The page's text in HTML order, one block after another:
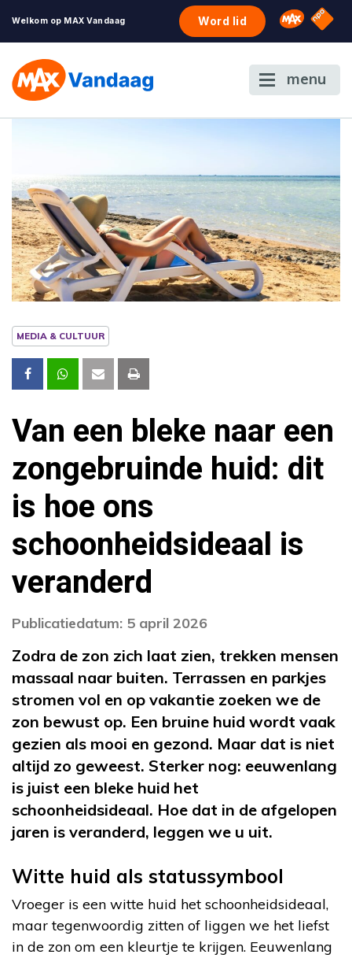
Welkom op MAX Vandaag Word lid Omroep
NPO
menu
MEDIA & CULTUUR
Van een bleke naar een
zongebruinde huid: dit
is hoe ons
schoonheidsideaal is
veranderd
Publicatiedatum: 5 april 2026
Zodra de zon zich laat zien, trekken mensen
massaal naar buiten. Terrassen en parkjes
stromen vol en op vakantie zoeken we de
zon bewust op. Een bruine huid wordt vaak
gezien als mooi en gezond. Maar dat is niet
altijd zo geweest. Sterker nog: eeuwenlang
is juist een bleke huid het
schoonheidsideaal. Hoe dat in de afgelopen
jaren is veranderd, leggen we u uit.
Witte huid als statussymbool
Vroeger is een witte huid het schoonheidsideaal,
maar tegenwoordig zitten of liggen we het liefst
in de zon om een kleurtje te krijgen. Eeuwenlang